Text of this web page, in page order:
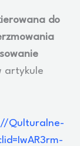
do
artykule
Qulturalne-